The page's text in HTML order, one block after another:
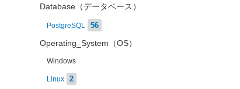
Database（データベース）
PostgreSQL 56
Operating_System（OS）
Windows
Linux 2